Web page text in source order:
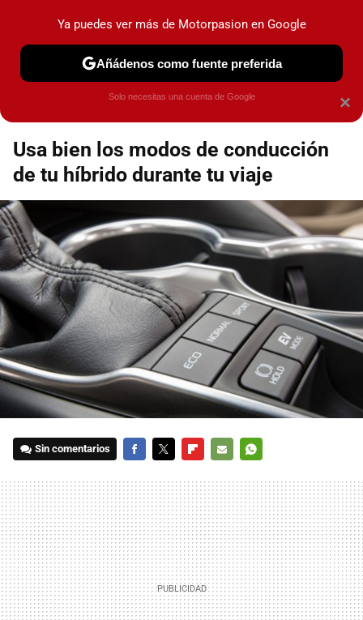
marca que se menciona
Espacio Toyota
Usa bien los modos de conducción
de tu híbrido durante tu viaje
Sin comentarios
MAIL
×
Ya puedes ver más de Motorpasion en Google
Añádenos como fuente preferida
Solo necesitas una cuenta de Google